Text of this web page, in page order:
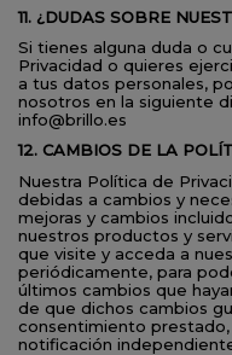
11. ¿DUDAS SOBRE
Si tienes alguna duda o
Privacidad o quieres
a tus datos personales,
nosotros en la siguiente
info@brillo.es
12. CAMBIOS DE LA
Nuestra Política de
debidas a cambios y
mejoras y cambios
nuestros productos y
que visite y acceda a
periódicamente, para
últimos cambios que
de que dichos cambios
consentimiento prestado,
notificación